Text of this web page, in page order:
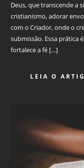
Deus, que transcende a
cristianismo, adorar
com o Criador, onde o
submissão. Essa prática
fortalece a fé […]
LEIA O